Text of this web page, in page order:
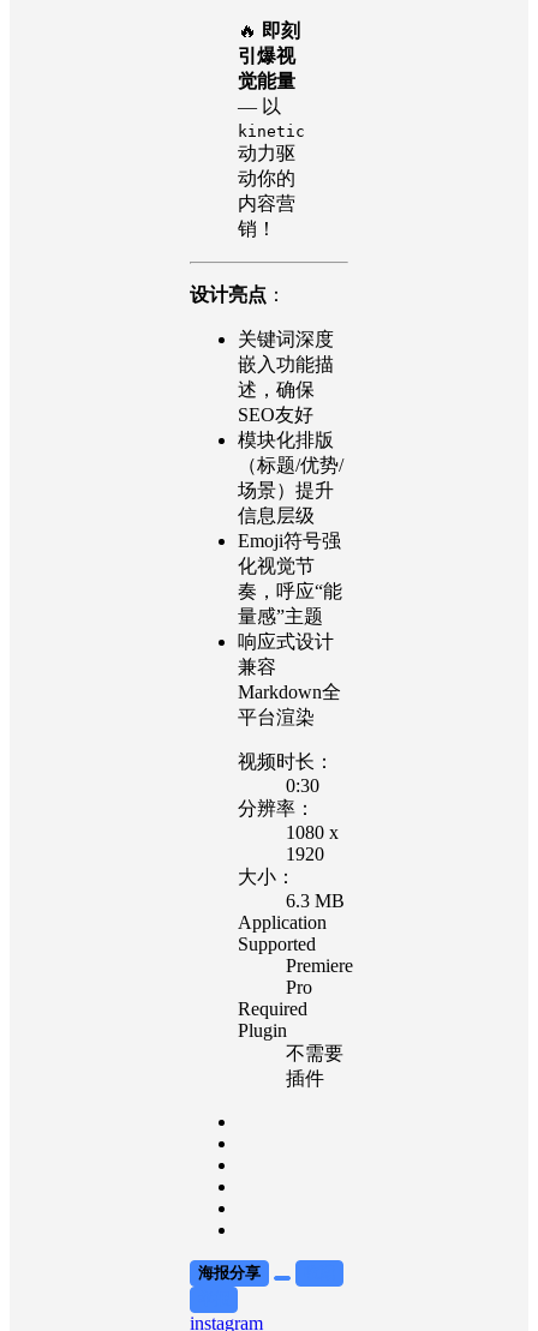
🔥 即刻
引爆视
觉能量
— 以
kinetic
动力驱
动你的
内容营
销！
设计亮点 ：
关键词深度
嵌入功能描
述，确保
SEO友好
模块化排版
（标题/优势/
场景）提升
信息层级
Emoji符号强
化视觉节
奏，呼应“能
量感”主题
响应式设计
兼容
Markdown全
平台渲染
视频时长：
0:30
分辨率：
1080 x
1920
大小：
6.3 MB
Application
Supported
Premiere
Pro
Required
Plugin
不需要
插件
海报分享
instagram